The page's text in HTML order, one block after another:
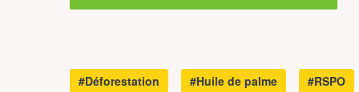
#Déforestation #Huile de palme #RSPO